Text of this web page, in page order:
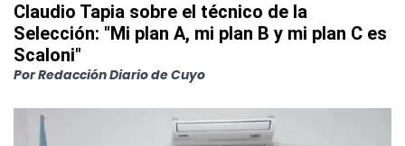
Claudio Tapia sobre el técnico de la
Selección: "Mi plan A, mi plan B y mi plan C es
Scaloni"
PorRedacción Diario de Cuyo